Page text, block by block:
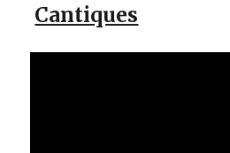
Cantiques